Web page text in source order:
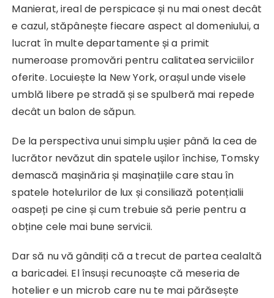
Manierat, ireal de perspicace și nu mai onest decât
e cazul, stăpânește fiecare aspect al domeniului, a
lucrat în multe departamente și a primit
numeroase promovări pentru calitatea serviciilor
oferite. Locuiește la New York, orașul unde visele
umblă libere pe stradă și se spulberă mai repede
decât un balon de săpun.
De la perspectiva unui simplu ușier până la cea de
lucrător nevăzut din spatele ușilor închise, Tomsky
demască mașinăria și mașinațiile care stau în
spatele hotelurilor de lux și consiliază potențialii
oaspeți pe cine și cum trebuie să perie pentru a
obține cele mai bune servicii.
Dar să nu vă gândiți că a trecut de partea cealaltă
a baricadei. El însuși recunoaște că meseria de
hotelier e un microb care nu te mai părăsește